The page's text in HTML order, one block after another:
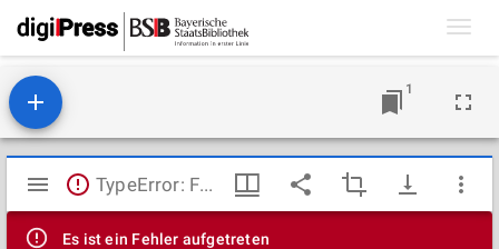
1
Mirador
Viewer
TypeError: Failed to fetch
Es ist ein Fehler aufgetreten